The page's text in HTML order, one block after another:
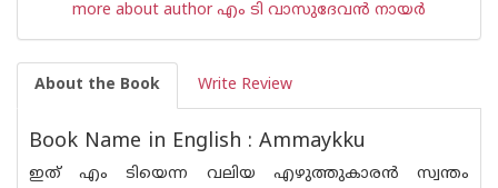
more about author എം ടി വാസുദേവന്‍ നായര്‍
About the Book Write Review
Book Name in English : Ammaykku
ഇത് എം ടിയെന്ന വലിയ എഴുത്തുകാരന്‍ സ്വന്തം